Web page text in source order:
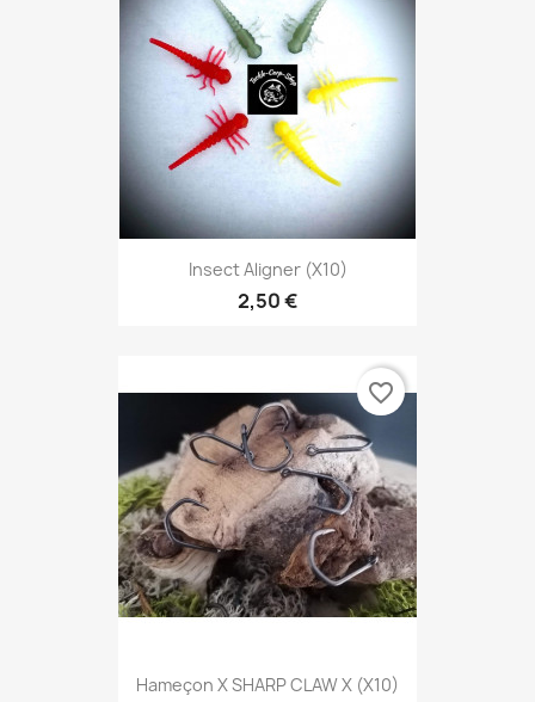
Insect Aligner (x10)
2,50 €
Hameçon X SHARP CLAW X (X10)
favorite_border